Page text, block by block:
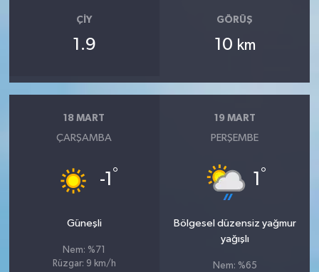
ÇIY
1.9
GÖRÜŞ
10 km
18 MART
ÇARŞAMBA
-1 °
Güneşli
Nem: %71
Rüzgar: 9 km/h
19 MART
PERŞEMBE
1 °
Bölgesel düzensiz yağmur
yağışlı
Nem: %65